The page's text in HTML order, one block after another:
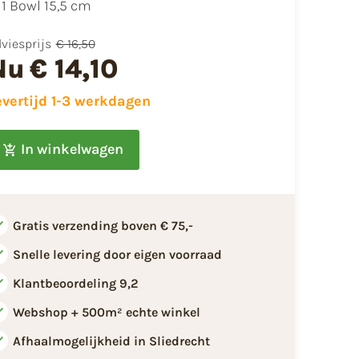
1 Bowl 15,5 cm
€ 16,50
€ 14,10
1-3 werkdagen
In winkelwagen
Gratis verzending boven € 75,-
Snelle levering door eigen voorraad
Klantbeoordeling 9,2
Webshop + 500m² echte winkel
Afhaalmogelijkheid in Sliedrecht